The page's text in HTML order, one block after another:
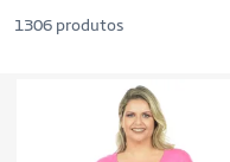
1306 produtos